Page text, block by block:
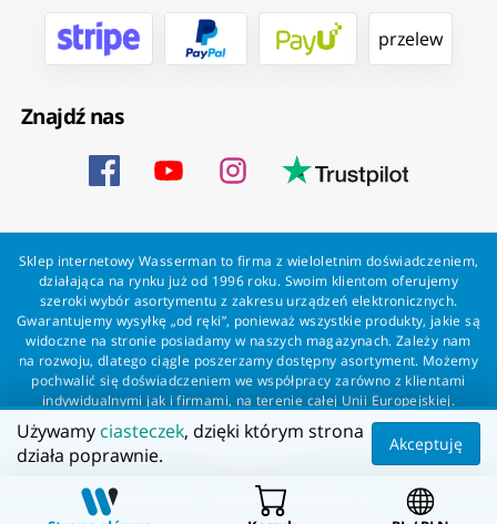
przelew
Znajdź nas
Sklep internetowy Wasserman to firma z wieloletnim doświadczeniem,
działająca na rynku już od 1996 roku. Swoim klientom oferujemy
szeroki wybór asortymentu z zakresu urządzeń elektronicznych.
Gwarantujemy wysyłkę „od ręki”, ponieważ wszystkie produkty, jakie są
widoczne na stronie posiadamy w naszych magazynach. Zależy nam
na rozwoju, dlatego ciągle poszerzamy dostępny asortyment. Możemy
pochwalić się doświadczeniem we współpracy zarówno z klientami
indywidualnymi jak i firmami, na terenie całej Unii Europejskiej.
Zapewniamy profesjonalną obsługę każdego klienta oraz szybką i
bezproblemową realizację zamówień. Wasserman - wszystko dla
Wszelkie prawa zastrzeżone dla Wasserman.eu
Używamy ciasteczek, dzięki którym strona
działa poprawnie.
Akceptuję